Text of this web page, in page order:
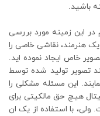
باشید.
در این زمینه مورد بررسی
هنرمند، نقاشی خاصی را
خاص ایجاد نموده اید.
تصویر تولید شده توسط
این مسئله مشکلی را
هیچ حق مالکیتی برای
با استفاده از یک ان